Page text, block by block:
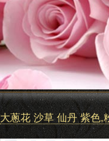
大蔥花 沙草 仙丹 紫色,